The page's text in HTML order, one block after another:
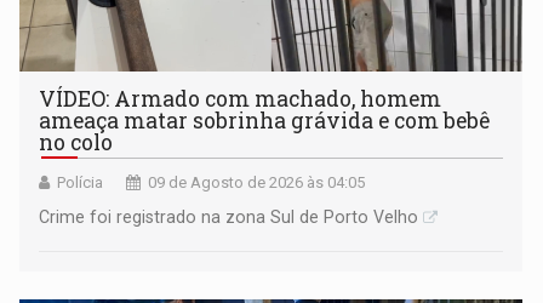
VÍDEO: Armado com machado, homem
ameaça matar sobrinha grávida e com bebê
no colo
Polícia 09 de Agosto de 2026 às 04:05
Crime foi registrado na zona Sul de Porto Velho